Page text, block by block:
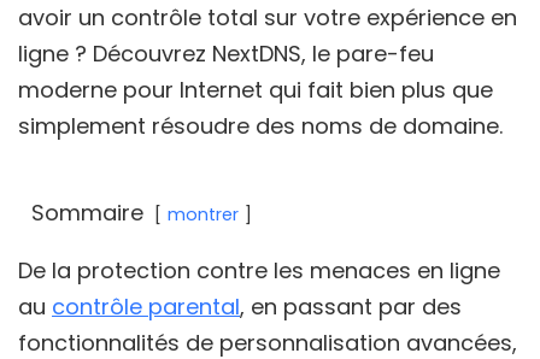
avoir un contrôle total sur votre expérience en
ligne ? Découvrez NextDNS, le pare-feu
moderne pour Internet qui fait bien plus que
simplement résoudre des noms de domaine.
Sommaire montrer
De la protection contre les menaces en ligne
au contrôle parental, en passant par des
fonctionnalités de personnalisation avancées,